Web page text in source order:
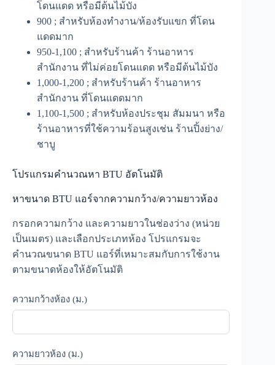
โดนแดด หรือมีต้นไม้บัง
900 ; สำหรับห้องทำงาน/ห้องรับแขก ที่โดน
แดดมาก
950-1,100 ; สำหรับร้านค้า ร้านอาหาร
สำนักงาน ที่ไม่ค่อยโดนแดด หรือมีต้นไม้บัง
1,000-1,200 ; สำหรับร้านค้า ร้านอาหาร
สำนักงาน ที่โดนแดดมาก
1,100-1,500 ; สำหรับห้องประชุม สัมมนา หรือ
ร้านอาหารที่ใช้ความร้อนสูงเช่น ร้านปิ้งย่าง/
ชาบู
โปรแกรมคำนวณหา BTU อัตโนมัติ
หาขนาด BTU แอร์จากความกว้าง/ความยาวห้อง
กรอกความกว้าง และความยาวในช่องว่าง (หน่วย
เป็นเมตร) และเลือกประเภทห้อง โปรแกรมจะ
คำนวณขนาด BTU แอร์ที่เหมาะสมกับการใช้งาน
ตามขนาดห้องให้อัตโนมัติ
ความกว้างห้อง (ม.)
ความยาวห้อง (ม.)